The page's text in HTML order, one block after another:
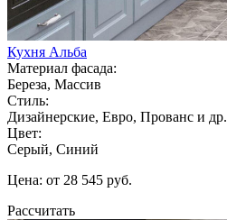
Кухня Альба
Материал фасада:
Береза, Массив
Стиль:
Дизайнерские, Евро, Прованс и др.
Цвет:
Серый, Синий
Цена: от 28 545 руб.
Рассчитать